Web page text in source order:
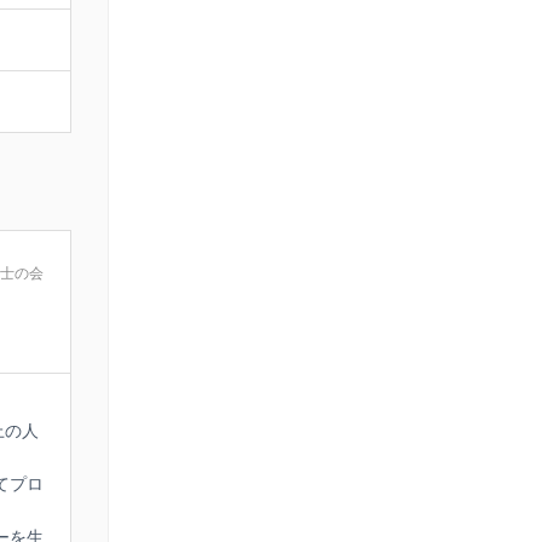
の会
人
プロ
を生